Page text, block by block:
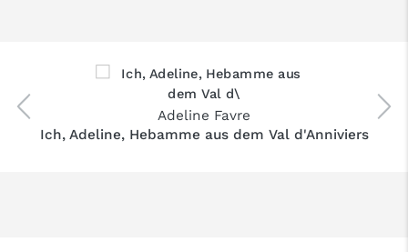
Adeline Favre
Ich, Adeline, Hebamme aus dem Val d'Anniviers